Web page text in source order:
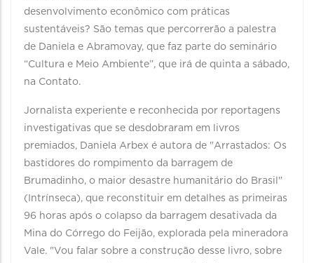
desenvolvimento econômico com práticas
sustentáveis? São temas que percorrerão a palestra
de Daniela e Abramovay, que faz parte do seminário
“Cultura e Meio Ambiente”, que irá de quinta a sábado,
na Contato.
Jornalista experiente e reconhecida por reportagens
investigativas que se desdobraram em livros
premiados, Daniela Arbex é autora de "Arrastados: Os
bastidores do rompimento da barragem de
Brumadinho, o maior desastre humanitário do Brasil"
(Intrínseca), que reconstituir em detalhes as primeiras
96 horas após o colapso da barragem desativada da
Mina do Córrego do Feijão, explorada pela mineradora
Vale. "Vou falar sobre a construção desse livro, sobre